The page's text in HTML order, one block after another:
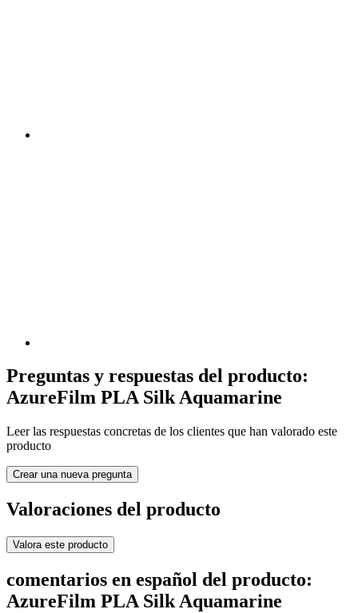
Preguntas y respuestas del producto:
AzureFilm PLA Silk Aquamarine
Leer las respuestas concretas de los clientes que han valorado este
producto
Crear una nueva pregunta
Valoraciones del producto
Valora este producto
comentarios en español del producto:
AzureFilm PLA Silk Aquamarine